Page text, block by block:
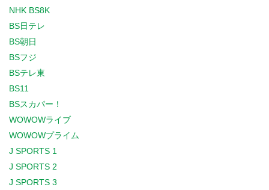
NHK BS8K
BS日テレ
BS朝日
BSフジ
BSテレ東
BS11
BSスカパー！
WOWOWライブ
WOWOWプライム
J SPORTS 1
J SPORTS 2
J SPORTS 3